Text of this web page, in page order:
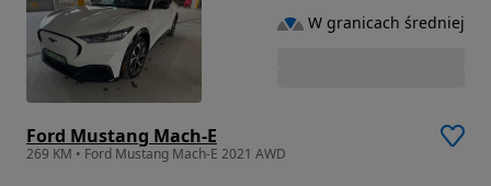
Ford Mustang Mach-E
269 KM • Ford Mustang Mach-E 2021 AWD
W granicach średniej